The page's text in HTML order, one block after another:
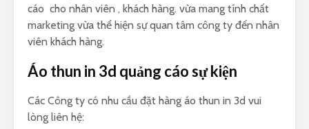
cáo cho nhân viên , khách hàng. vừa mang tính chất
marketing vừa thể hiện sự quan tâm công ty đến nhân
viên khách hàng.
Áo thun in 3d quảng cáo sự kiện
Các Công ty có nhu cầu đặt hàng áo thun in 3d vui
lòng liên hệ: